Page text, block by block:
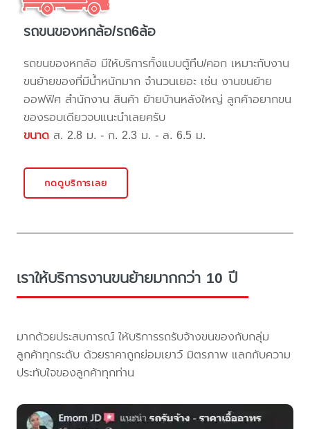
รถขนของหกล้อ/รถ6ล้อ
รถขนของหกล้อ มีให้บริการทั้งแบบตู้ทึบ/คอก เหมาะกับงาน
ขนย้ายของที่มีน้ำหนักมาก จำนวนเยอะ เช่น งานขนย้าย
ออฟฟิศ สำนักงาน สินค้า ย้ายบ้านหลังใหญ่ ลูกค้าอยากขน
ของรอบเดียวจบแนะนำเลยครับ
ขนาด ส. 2.8 ม. - ก. 2.3 ม. - ล. 6.5 ม.
กดดูบริการเลย
เราให้บริการงานขนย้ายมากกว่า 10 ปี
มากด้วยประสบการณ์ ให้บริการรถรับจ้างขนของกับกลุ่ม
ลูกค้าทุกระดับ ด้วยราคาถูกย่อมเยาว์ มิตรภาพ แลกกับความ
ประทับใจของลูกค้าทุกท่าน